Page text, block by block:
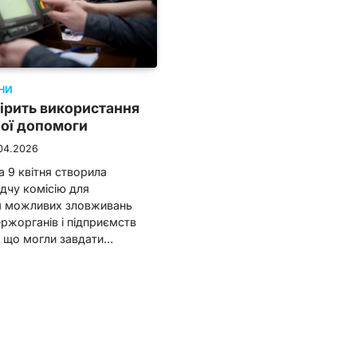
використання
допомоги
квітня створила
комісію для
можливих зловживань
і підприємств
могли завдати…